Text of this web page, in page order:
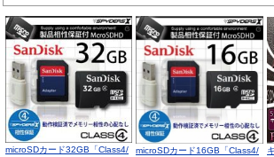
microSDカード32GB「Class4/
microSDカード16GB「Class4/